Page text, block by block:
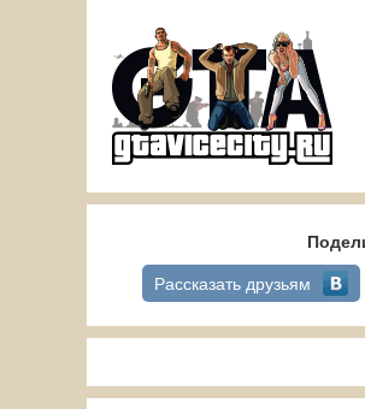
Рассказать друзьям